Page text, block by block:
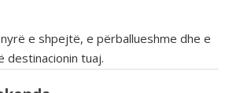
e shpejtë, e përballueshme dhe e
tuaj.